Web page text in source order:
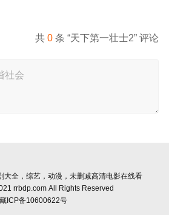
共0 条 “天下第一壮士2” 评论
大全，综艺，动漫，未删减高清电影在线看
rrbdp.com All Rights Reserved
藏ICP备10600622号